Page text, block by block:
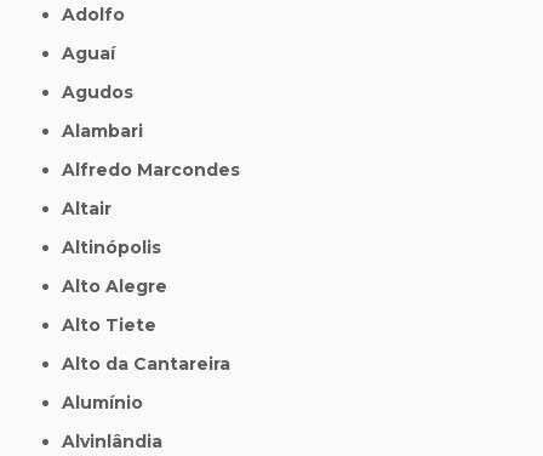
Adolfo
Aguaí
Agudos
Alambari
Alfredo Marcondes
Altair
Altinópolis
Alto Alegre
Alto Tiete
Alto da Cantareira
Alumínio
Alvinlândia